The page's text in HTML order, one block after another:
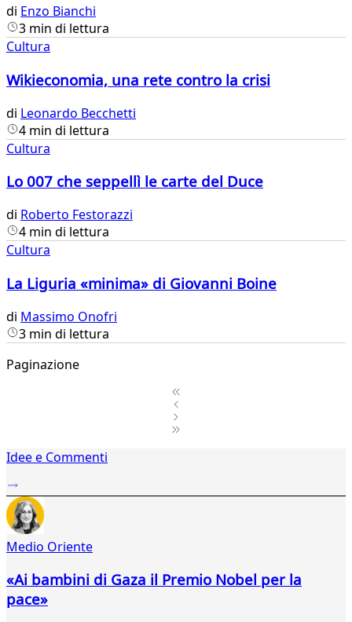
di Enzo Bianchi
3 min di lettura
Cultura
Wikieconomia, una rete contro la crisi
di Leonardo Becchetti
4 min di lettura
Cultura
Lo 007 che seppellì le carte del Duce
di Roberto Festorazzi
4 min di lettura
Cultura
La Liguria «minima» di Giovanni Boine
di Massimo Onofri
3 min di lettura
Paginazione
2Idee e Commenti
Medio Oriente
«Ai bambini di Gaza il Premio Nobel per la
pace»